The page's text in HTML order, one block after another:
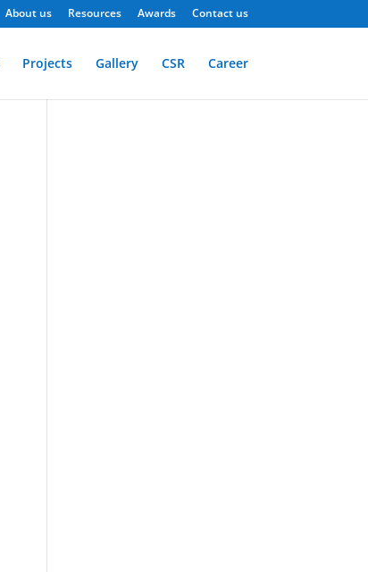
About us Resources Awards Contact us
Projects Gallery CSR Career